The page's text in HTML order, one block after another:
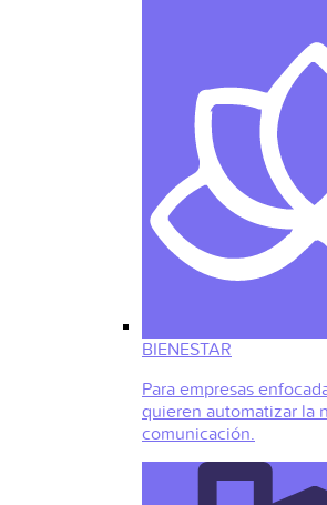
BIENESTAR
Para empresas
quieren automatizar la
comunicación.